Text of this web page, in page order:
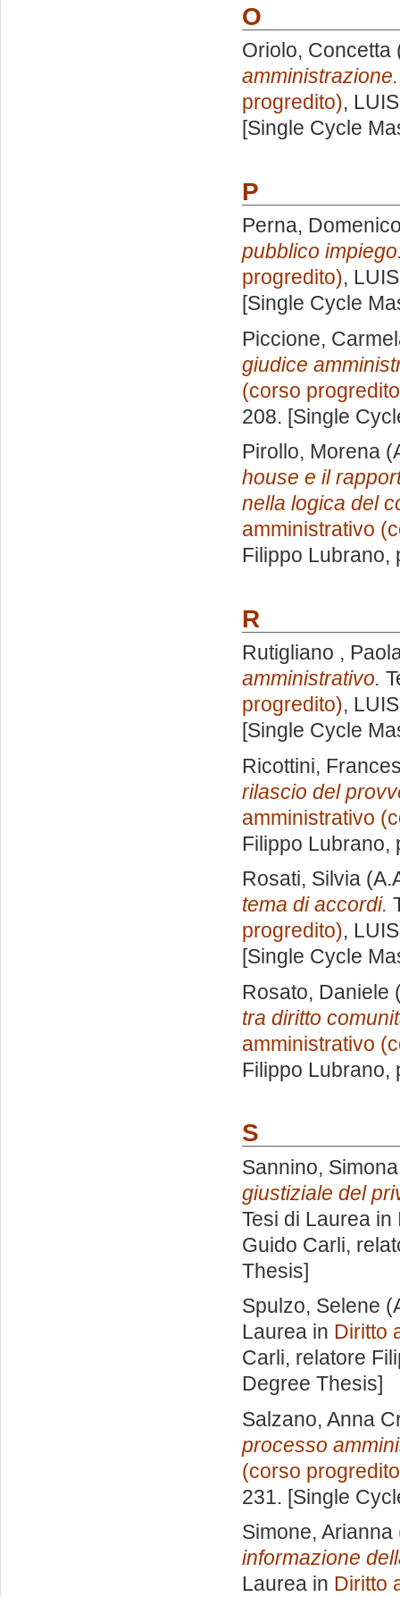
O
Oriolo, Concetta
amministrazione.
progredito),
[Single Cycle
P
Perna,
pubblico
progredito),
[Single Cycle
Piccione,
giudice
(corso
208. [Single
Pirollo, Morena
house e il
nella logica del
amministrativo
Filippo Lubrano,
R
Rutigliano ,
amministrativo.
progredito),
[Single Cycle
Ricottini,
rilascio del
amministrativo
Filippo Lubrano,
Rosati, Silvia
tema di accordi.
progredito),
[Single Cycle
Rosato, Daniele
tra diritto
amministrativo
Filippo Lubrano,
S
Sannino, Simona
giustiziale del
Tesi di Laurea in
Guido Carli,
Thesis]
Spulzo, Selene
Laurea in Diritto
Carli, relatore
Degree Thesis]
Salzano, Anna
processo
(corso
231. [Single
Simone, Arianna
informazione
Laurea in Diritto